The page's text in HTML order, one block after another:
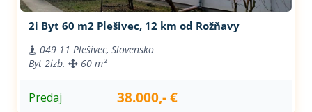
2i Byt 60 m2 Plešivec, 12 km od Rožňavy
049 11 Plešivec, Slovensko
Byt 2izb. 60 m²
Predaj 38.000,- €